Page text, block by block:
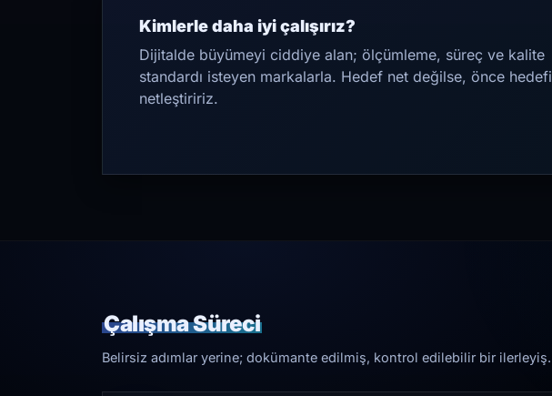
Kimlerle daha iyi çalışırız?
Dijitalde büyümeyi ciddiye alan; ölçümleme, süreç ve kalite
standardı isteyen markalarla. Hedef net değilse, önce hedefi
netleştiririz.
Çalışma Süreci
Belirsiz adımlar yerine; dokümante edilmiş, kontrol edilebilir bir ilerleyiş.